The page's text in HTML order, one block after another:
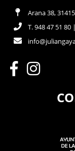
Arana 38,
T. 948 47 51 80